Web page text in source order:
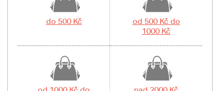
do 500 Kč
od 500 Kč do
1000 Kč